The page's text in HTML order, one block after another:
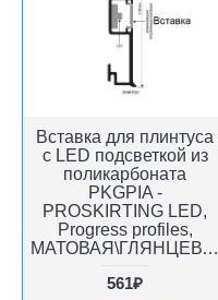
Вставка для плинтуса
с LED подсветкой из
поликарбоната
PKGPIA -
PROSKIRTING LED,
Progress profiles,
МАТОВАЯ\ГЛЯНЦЕВАЯ
561₽